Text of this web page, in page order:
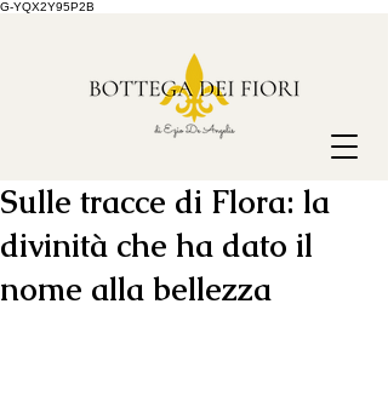
G-YQX2Y95P2B
Sulle tracce di Flora: la
divinità che ha dato il
nome alla bellezza